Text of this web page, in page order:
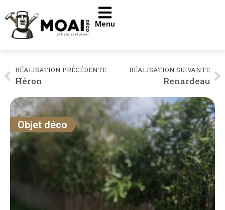
Menu
RÉALISATION PRÉCÉDENTE
Héron
RÉALISATION SUIVANTE
Renardeau
Objet déco